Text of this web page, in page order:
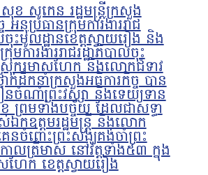
ខ សូកេន រដ្ឋមន្រ្តីក្រសួង
អនុប្រធានក្រុមការងាររាជ
ចុះមូលដ្ឋានខេត្តស្វាយរៀង និង
មការងាររាជរដ្ឋាភិបាលចុះ
រុករមាសហែក និងលោកជំទាវ
ាក់ដឹកនាំក្រសួងអធិការកិច្ច បាន
ចំណាំព្រះវស្សា និងទេយ្យទាន
ព្រមទាំងបច្ច័យ ដែលជាសទ្ធា
ស់ឯកឧត្តមរដ្ឋមន្រ្តី និងលោក
េនចំពោះព្រះសង្ឃគង់ចាំព្រះ
ាលត្រីមាស នៅវត្តទាំង៥៣ ក្នុង
ហែក ខេត្តស្វាយរៀង